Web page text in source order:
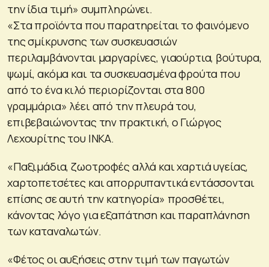
την ίδια τιμή» συμπληρώνει.
«Στα προϊόντα που παρατηρείται το φαινόμενο
της σμίκρυνσης των συσκευασιών
περιλαμβάνονται μαργαρίνες, γιαούρτια, βούτυρα,
ψωμί, ακόμα και τα συσκευασμένα φρούτα που
από το ένα κιλό περιορίζονται στα 800
γραμμάρια» λέει από την πλευρά του,
επιβεβαιώνοντας την πρακτική, ο Γιώργος
Λεχουρίτης του ΙΝΚΑ.
«Παξιμάδια, ζωοτροφές αλλά και χαρτιά υγείας,
χαρτοπετσέτες και απορρυπαντικά εντάσσονται
επίσης σε αυτή την κατηγορία» προσθέτει,
κάνοντας λόγο για εξαπάτηση και παραπλάνηση
των καταναλωτών.
«Φέτος οι αυξήσεις στην τιμή των παγωτών